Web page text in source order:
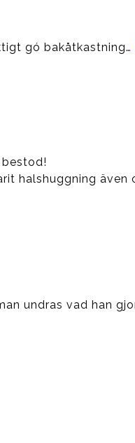
gó bakåtkastning…
halshuggning även
undras vad han